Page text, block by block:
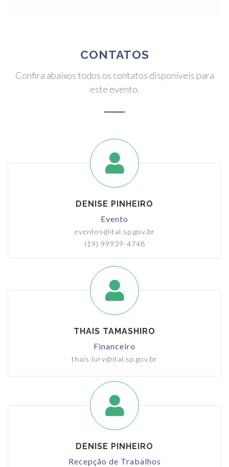
CONTATOS
Confira abaixos todos os contatos disponíveis para
este evento.
DENISE PINHEIRO
Evento
eventos@ital.sp.gov.br
(19) 99939-4748
THAIS TAMASHIRO
Financeiro
thais.lury@ital.sp.gov.br
DENISE PINHEIRO
Recepção de Trabalhos